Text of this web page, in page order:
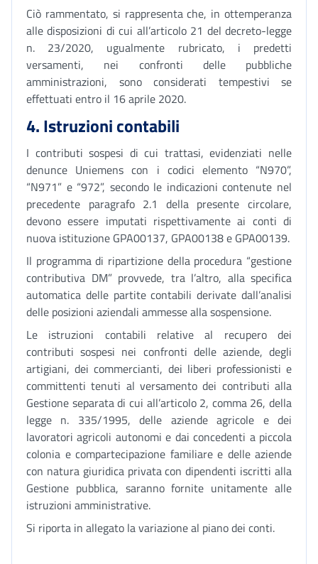
Ciò rammentato, si rappresenta che, in ottemperanza
alle disposizioni di cui all’articolo 21 del decreto-legge
n. 23/2020, ugualmente rubricato, i predetti
versamenti, nei confronti delle pubbliche
amministrazioni, sono considerati tempestivi se
effettuati entro il 16 aprile 2020.
4. Istruzioni contabili
I contributi sospesi di cui trattasi, evidenziati nelle
denunce Uniemens con i codici elemento “N970”,
“N971” e “972”, secondo le indicazioni contenute nel
precedente paragrafo 2.1 della presente circolare,
devono essere imputati rispettivamente ai conti di
nuova istituzione GPA00137, GPA00138 e GPA00139.
Il programma di ripartizione della procedura “gestione
contributiva DM” provvede, tra l’altro, alla specifica
automatica delle partite contabili derivate dall’analisi
delle posizioni aziendali ammesse alla sospensione.
Le istruzioni contabili relative al recupero dei
contributi sospesi nei confronti delle aziende, degli
artigiani, dei commercianti, dei liberi professionisti e
committenti tenuti al versamento dei contributi alla
Gestione separata di cui all’articolo 2, comma 26, della
legge n. 335/1995, delle aziende agricole e dei
lavoratori agricoli autonomi e dai concedenti a piccola
colonia e compartecipazione familiare e delle aziende
con natura giuridica privata con dipendenti iscritti alla
Gestione pubblica, saranno fornite unitamente alle
istruzioni amministrative.
Si riporta in allegato la variazione al piano dei conti.